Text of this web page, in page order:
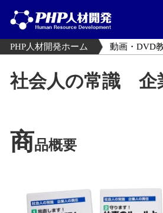
PHP人材開発ホーム 動画・DVD
社会人の常識 企
商品概要